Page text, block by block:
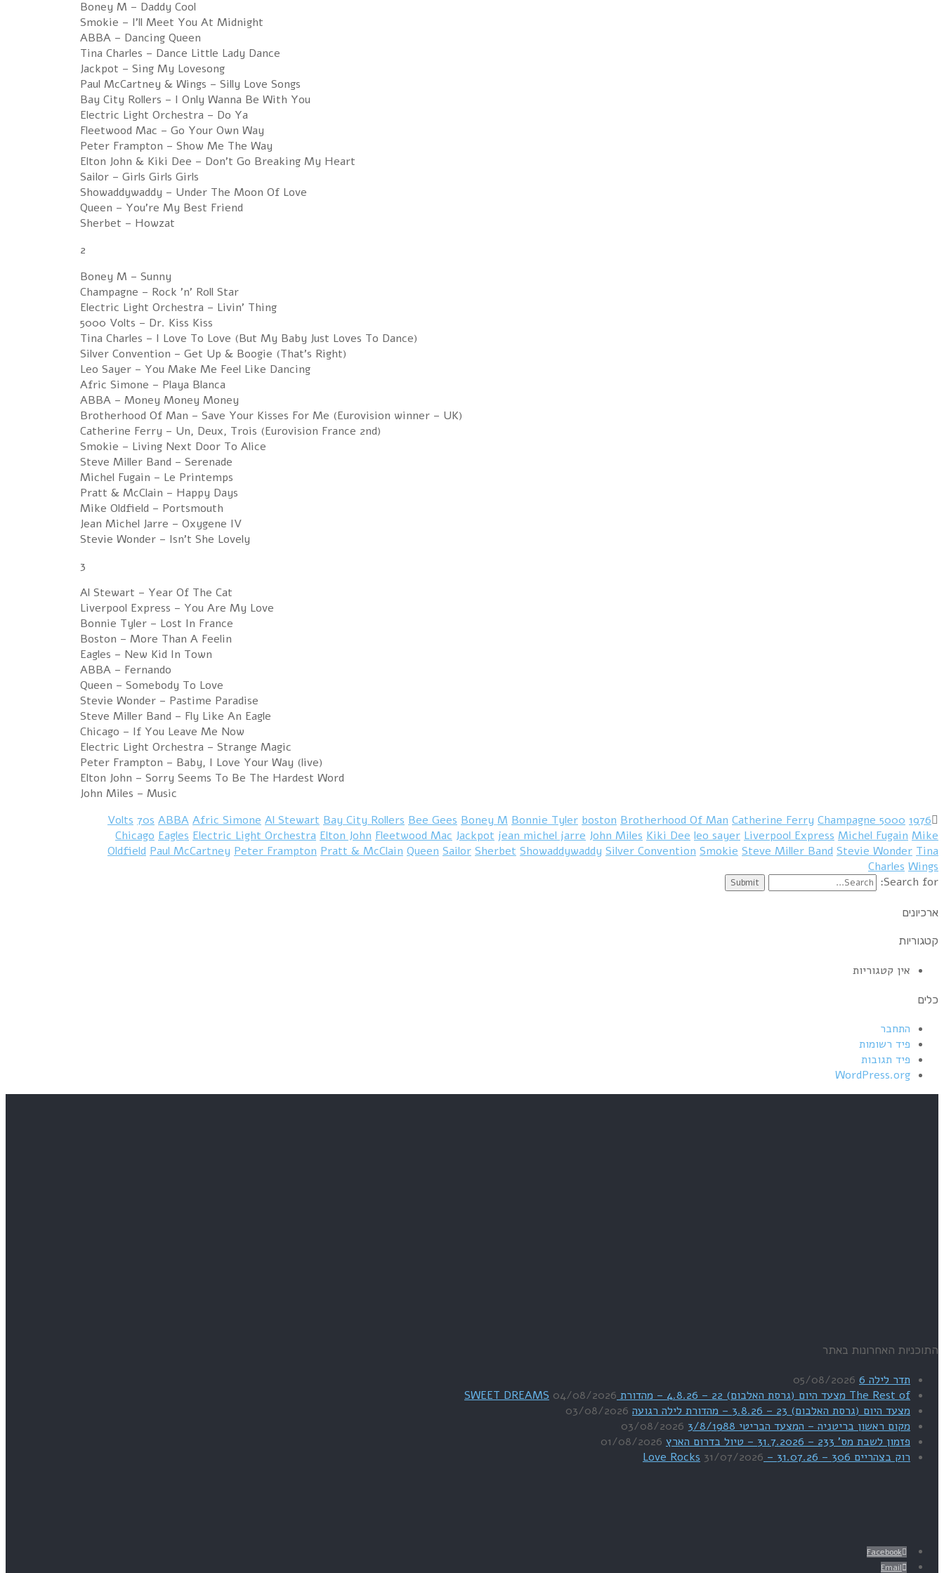
Boney M – Daddy Cool
Smokie – I'll Meet You At Midnight
ABBA – Dancing Queen
Tina Charles – Dance Little Lady Dance
Jackpot – Sing My Lovesong
Paul McCartney & Wings – Silly Love Songs
Bay City Rollers – I Only Wanna Be With You
Electric Light Orchestra – Do Ya
Fleetwood Mac – Go Your Own Way
Peter Frampton – Show Me The Way
Elton John & Kiki Dee – Don't Go Breaking My Heart
Sailor – Girls Girls Girls
Showaddywaddy – Under The Moon Of Love
Queen – You're My Best Friend
Sherbet – Howzat
2
Boney M – Sunny
Champagne – Rock 'n' Roll Star
Electric Light Orchestra – Livin' Thing
5000 Volts – Dr. Kiss Kiss
Tina Charles – I Love To Love (But My Baby Just Loves To Dance)
Silver Convention – Get Up & Boogie (That's Right)
Leo Sayer – You Make Me Feel Like Dancing
Afric Simone – Playa Blanca
ABBA – Money Money Money
Brotherhood Of Man – Save Your Kisses For Me (Eurovision winner – UK)
Catherine Ferry – Un, Deux, Trois (Eurovision France 2nd)
Smokie – Living Next Door To Alice
Steve Miller Band – Serenade
Michel Fugain – Le Printemps
Pratt & McClain – Happy Days
Mike Oldfield – Portsmouth
Jean Michel Jarre – Oxygene IV
Stevie Wonder – Isn't She Lovely
3
Al Stewart – Year Of The Cat
Liverpool Express – You Are My Love
Bonnie Tyler – Lost In France
Boston – More Than A Feelin
Eagles – New Kid In Town
ABBA – Fernando
Queen – Somebody To Love
Stevie Wonder – Pastime Paradise
Steve Miller Band – Fly Like An Eagle
Chicago – If You Leave Me Now
Electric Light Orchestra – Strange Magic
Peter Frampton – Baby, I Love Your Way (live)
Elton John – Sorry Seems To Be The Hardest Word
John Miles – Music
1976
5000 Volts
70s ABBA Afric Simone Al Stewart Bay City Rollers Bee Gees Boney M Bonnie Tyler boston Brotherhood Of Man Catherine Ferry Champagne
Chicago Eagles Electric Light Orchestra Elton John Fleetwood Mac Jackpot jean michel jarre John Miles Kiki Dee leo sayer Liverpool Express Michel Fugain Mike
Oldfield Paul McCartney Peter Frampton Pratt & McClain Queen Sailor Sherbet Showaddywaddy Silver Convention Smokie Steve Miller Band Stevie Wonder Tina
Charles Wings
Search for:
ארכיונים
קטגוריות
אין קטגוריות
כלים
התחבר
פיד רשומות
פיד תגובות
WordPress.org
התוכניות האחרונות באתר
תדר לילה 6
05/08/2026
The Rest of מצעד היום (גרסת האלבום) 22 – 4.8.26 – מהדורת SWEET DREAMS
04/08/2026
מצעד היום (גרסת האלבום) 23 – 3.8.26 – מהדורת לילה רגועה
03/08/2026
מקום ראשון בריטניה – המצעד הבריטי 3/8/1988
03/08/2026
פזמון לשבת מס' 233 – 31.7.2026 – טיול בדרום הארץ
01/08/2026
רוק בצהריים 306 – 31.07.26 – Love Rocks
31/07/2026
Facebook
Email